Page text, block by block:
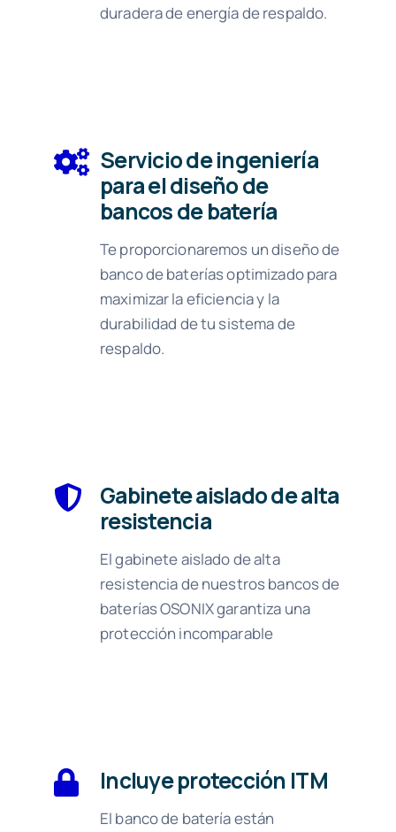
duradera de energía de respaldo.
Servicio de ingeniería
para el diseño de
bancos de batería
Te proporcionaremos un diseño de
banco de baterías optimizado para
maximizar la eficiencia y la
durabilidad de tu sistema de
respaldo.
Gabinete aislado de alta
resistencia
El gabinete aislado de alta
resistencia de nuestros bancos de
baterías OSONIX garantiza una
protección incomparable
Incluye protección ITM
El banco de batería están